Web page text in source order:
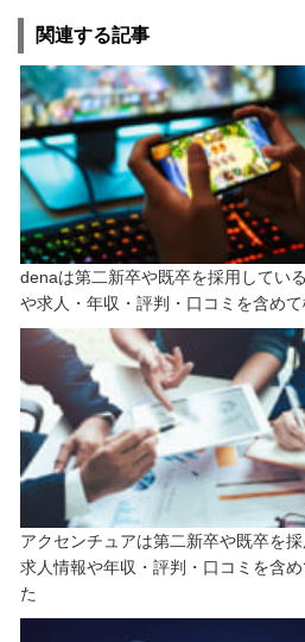
関連する記事
denaは第二新卒や既卒を採用してい
や求人・年収・評判・口コミを含め
アクセンチュアは第二新卒や既卒を
求人情報や年収・評判・口コミを含
た